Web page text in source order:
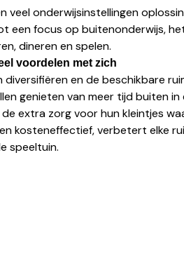
veel onderwijsinstellingen
een focus op buitenonderwijs,
dineren en spelen.
voordelen met zich
diversifiëren en de beschikbare
genieten van meer tijd buiten in
extra zorg voor hun kleintjes
kosteneffectief, verbetert elke
speeltuin.